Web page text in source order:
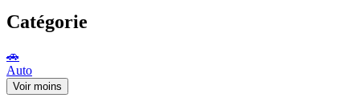
Catégorie
🚗
Auto
Voir moins